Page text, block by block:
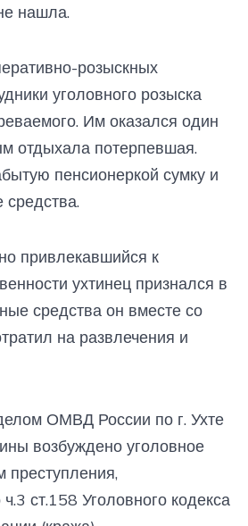
нашла.
розыскных
уголовного розыска
Им оказался один
отдыхала потерпевшая.
пенсионеркой сумку и
привлекавшийся к
ухтинец признался в
средства он вместе со
на развлечения и
ОМВД России по г. Ухте
возбуждено уголовное
преступления,
ст.158 Уголовного кодекса